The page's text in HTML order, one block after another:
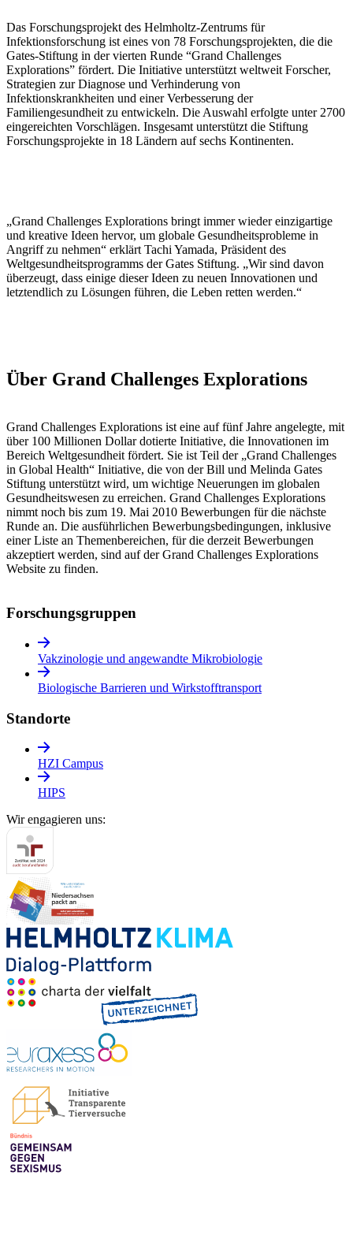
Das Forschungsprojekt des Helmholtz-Zentrums für
Infektionsforschung ist eines von 78 Forschungsprojekten, die die
Gates-Stiftung in der vierten Runde “Grand Challenges
Explorations” fördert. Die Initiative unterstützt weltweit Forscher,
Strategien zur Diagnose und Verhinderung von
Infektionskrankheiten und einer Verbesserung der
Familiengesundheit zu entwickeln. Die Auswahl erfolgte unter 2700
eingereichten Vorschlägen. Insgesamt unterstützt die Stiftung
Forschungsprojekte in 18 Ländern auf sechs Kontinenten.
„Grand Challenges Explorations bringt immer wieder einzigartige
und kreative Ideen hervor, um globale Gesundheitsprobleme in
Angriff zu nehmen“ erklärt Tachi Yamada, Präsident des
Weltgesundheitsprogramms der Gates Stiftung. „Wir sind davon
überzeugt, dass einige dieser Ideen zu neuen Innovationen und
letztendlich zu Lösungen führen, die Leben retten werden.“
Über Grand Challenges Explorations
Grand Challenges Explorations ist eine auf fünf Jahre angelegte, mit
über 100 Millionen Dollar dotierte Initiative, die Innovationen im
Bereich Weltgesundheit fördert. Sie ist Teil der „Grand Challenges
in Global Health“ Initiative, die von der Bill und Melinda Gates
Stiftung unterstützt wird, um wichtige Neuerungen im globalen
Gesundheitswesen zu erreichen. Grand Challenges Explorations
nimmt noch bis zum 19. Mai 2010 Bewerbungen für die nächste
Runde an. Die ausführlichen Bewerbungsbedingungen, inklusive
einer Liste an Themenbereichen, für die derzeit Bewerbungen
akzeptiert werden, sind auf der Grand Challenges Explorations
Website zu finden.
Forschungs­gruppen
Vakzinologie und angewandte Mikrobiologie
Biologische Barrieren und Wirkstofftransport
Standorte
HZI Campus
HIPS
Wir engagieren uns: